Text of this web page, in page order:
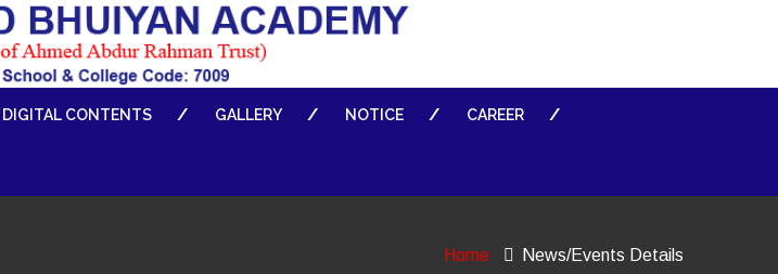
DIGITAL CONTENTS GALLERY NOTICE CAREER
Home News/Events Details